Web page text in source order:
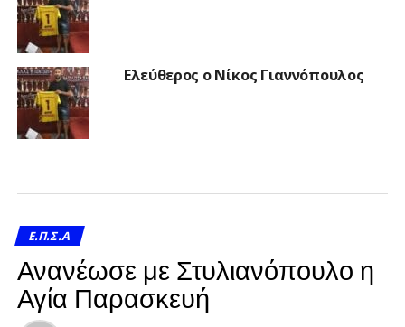
Ελεύθερος ο Νίκος Γιαννόπουλος
Ε.Π.Σ.Α
Ανανέωσε με Στυλιανόπουλο η
Αγία Παρασκευή